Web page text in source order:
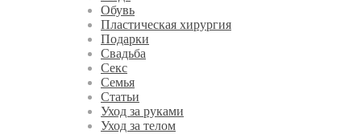
Обувь
Пластическая хирургия
Подарки
Свадьба
Секс
Семья
Статьи
Уход за руками
Уход за телом